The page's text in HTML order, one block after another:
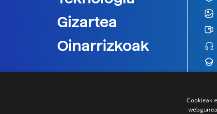
Gizartea
Oinarrizkoak
Cookieak